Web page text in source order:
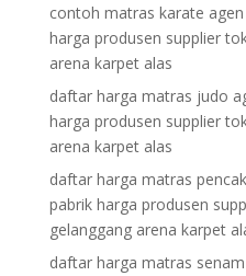
contoh matras karate
harga produsen supplier
arena karpet alas
daftar harga matras judo
harga produsen supplier
arena karpet alas
daftar harga matras
pabrik harga produsen
gelanggang arena karpet
daftar harga matras